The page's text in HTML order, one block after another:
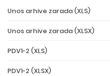
Unos arhive zarada (XLS)
Unos arhive zarada (XLSX)
PDV1-2 (XLS)
PDV1-2 (XLSX)